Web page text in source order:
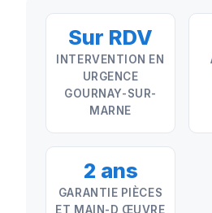
Sur RDV
INTERVENTION EN
URGENCE
GOURNAY-SUR-
MARNE
2 ans
GARANTIE PIÈCES
ET MAIN-D ŒUVRE